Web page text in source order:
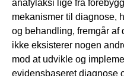
anafylaksi lige fra
mekanismer til diagnose,
og behandling, fremgår af
ikke eksisterer nogen
mod at udvikle og
evidensbaseret diagnose